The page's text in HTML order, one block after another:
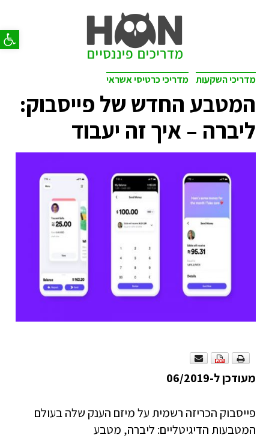
פתח
מדריכי השקעות מדריכי כרטיסי אשראי
המטבע החדש של פייסבוק:
ליברה – איך זה יעבוד
מעודכן ל-06/2019
פייסבוק הכריזה רשמית על מיזם הענק שלה בעולם
המטבעות הדיגיטליים: ליברה, מטבע